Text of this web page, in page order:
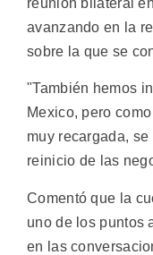
reunión bilateral
avanzando en la
sobre la que se
"También hemos
Mexico, pero
muy recargada, se
reinicio de las
Comentó que la
uno de los puntos
en las